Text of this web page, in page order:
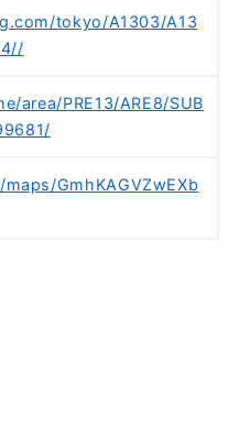
tokyo/A1303/A13
area/PRE13/ARE8/SUB
GmhKAGVZwEXb